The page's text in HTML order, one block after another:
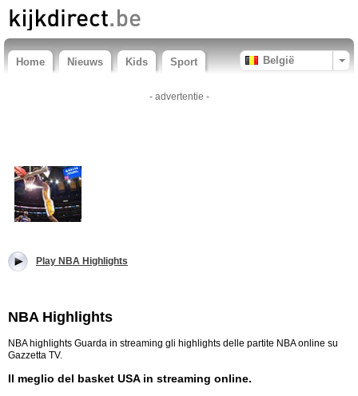
Home Nieuws Kids Sport België
- advertentie -
Play NBA Highlights
NBA Highlights
NBA highlights Guarda in streaming gli highlights delle partite NBA online su
Gazzetta TV.
Il meglio del basket USA in streaming online.